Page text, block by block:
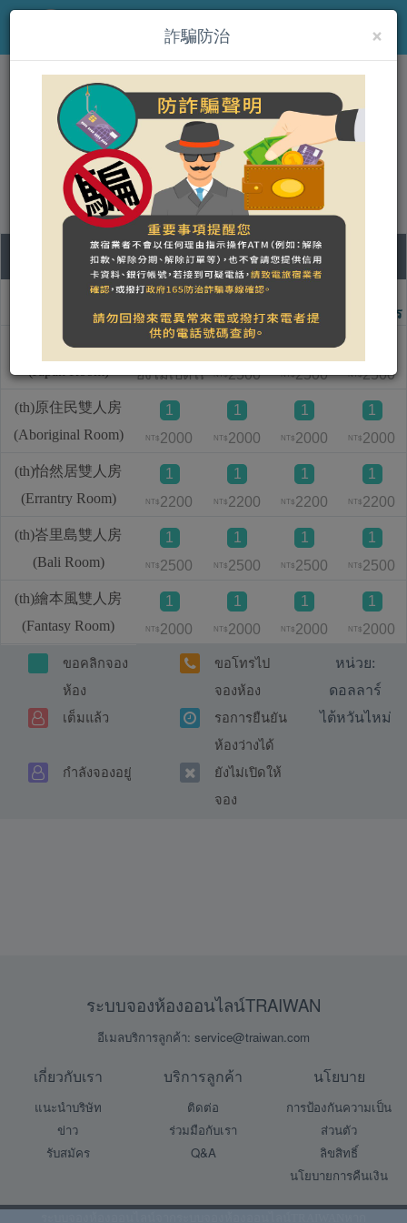
MENU
(th)怡然居攝影風格民宿
營登名稱：
合法民宿 花蓮縣0721號
(th)日式雙人房
(th)原住民雙人房
(Aboriginal Room)
(th)怡然居雙人房
(Errantry Room)
(th)峇里島雙人房
(Bali Room)
(th)繪本風雙人房
(Fantasy Room)
08
วันเสาร์
09
วันอาทิตย์ วันจันทร์
วันอังคาร
ยังไม่เปิดให้จอง
1
NT$2500
1
NT$2500 NT$2500
1
NT$ 2000
1
NT$ 2000
1
NT$ 2000
1
NT$ 2000
1
NT$ 2200
1
NT$ 2200
1
NT$ 2200
1
NT$ 2200
1
NT$ 2500
1
NT$ 2500
1
NT$ 2500
1
NT$ 2500
1
NT$ 2000
1
NT$ 2000
1
NT$ 2000
1
NT$ 2000
ขอคลิกจอง
ห้อง
ขอโทรไป
จองห้อง
เต็มแล้ว
รอการยืนยัน
ห้องว่างได้
กำลังจองอยู่
ยังไม่เปิดให้
จอง
หน่วย:
ดอลลาร์
ไต้หวันไหม่
×
詐騙防治
ระบบจองห้องออนไลน์TRAIWAN
อีเมลบริการลูกค้า: service@traiwan.com
เกี่ยวกับเรา
แนะนำบริษัท
ข่าว
รับสมัคร
บริการลูกค้า
ติดต่อ
ร่วมมือกับเรา
Q&A
นโยบาย
การป้องกันความเป็น
ส่วนตัว
ลิขสิทธิ์
นโยบายการคืนเงิน